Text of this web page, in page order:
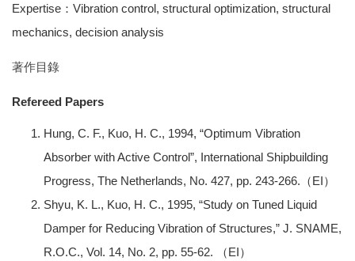
Expertise：Vibration control, structural optimization, structural
mechanics, decision analysis
著作目錄
Refereed Papers
Hung, C. F., Kuo, H. C., 1994, “Optimum Vibration
Absorber with Active Control”, International Shipbuilding
Progress, The Netherlands, No. 427, pp. 243-266.（EI）
Shyu, K. L., Kuo, H. C., 1995, “Study on Tuned Liquid
Damper for Reducing Vibration of Structures,” J. SNAME,
R.O.C., Vol. 14, No. 2, pp. 55-62. （EI）